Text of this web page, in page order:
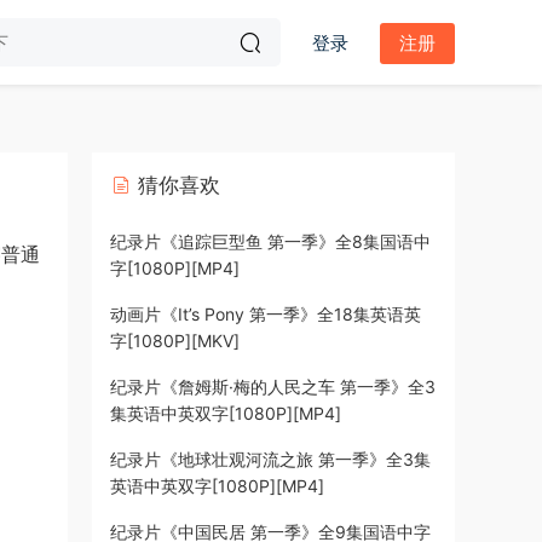
登录 注册
通
猜你喜欢
纪录片《追踪巨型鱼 第一季》全8集国语中
字[1080P][MP4]
动画片《It’s Pony 第一季》全18集英语英
字[1080P][MKV]
纪录片《詹姆斯·梅的人民之车 第一季》全3
集英语中英双字[1080P][MP4]
纪录片《地球壮观河流之旅 第一季》全3集
英语中英双字[1080P][MP4]
纪录片《中国民居 第一季》全9集国语中字